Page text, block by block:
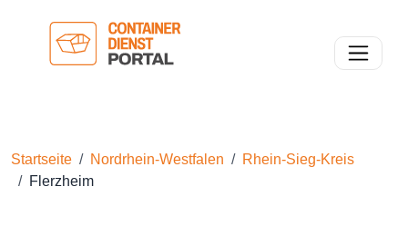
Toggle
Startseite Nordrhein-Westfalen
Rhein-Sieg-Kreis
Flerzheim